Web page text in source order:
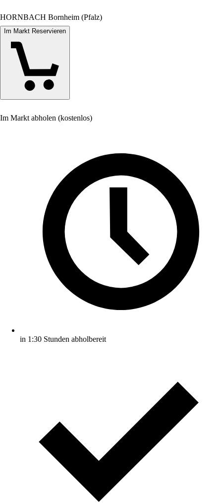
HORNBACH Bornheim (Pfalz)
Im Markt Reservieren
Im Markt abholen (kostenlos)
in 1:30 Stunden abholbereit